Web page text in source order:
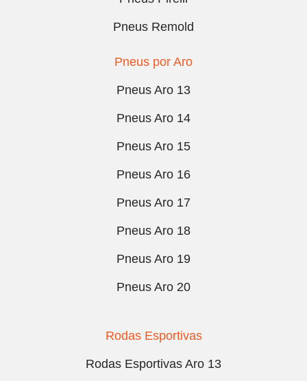
Pneus Remold
Pneus por Aro
Pneus Aro 13
Pneus Aro 14
Pneus Aro 15
Pneus Aro 16
Pneus Aro 17
Pneus Aro 18
Pneus Aro 19
Pneus Aro 20
Rodas Esportivas
Rodas Esportivas Aro 13